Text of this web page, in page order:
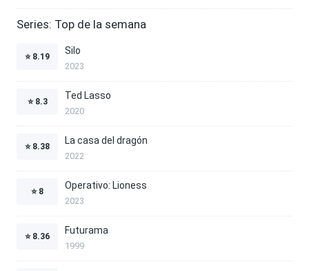
Series: Top de la semana
⭐ 8.19
Silo
2023
⭐ 8.3
Ted Lasso
2020
⭐ 8.38
La casa del dragón
2022
⭐ 8
Operativo: Lioness
2023
⭐ 8.36
Futurama
1999